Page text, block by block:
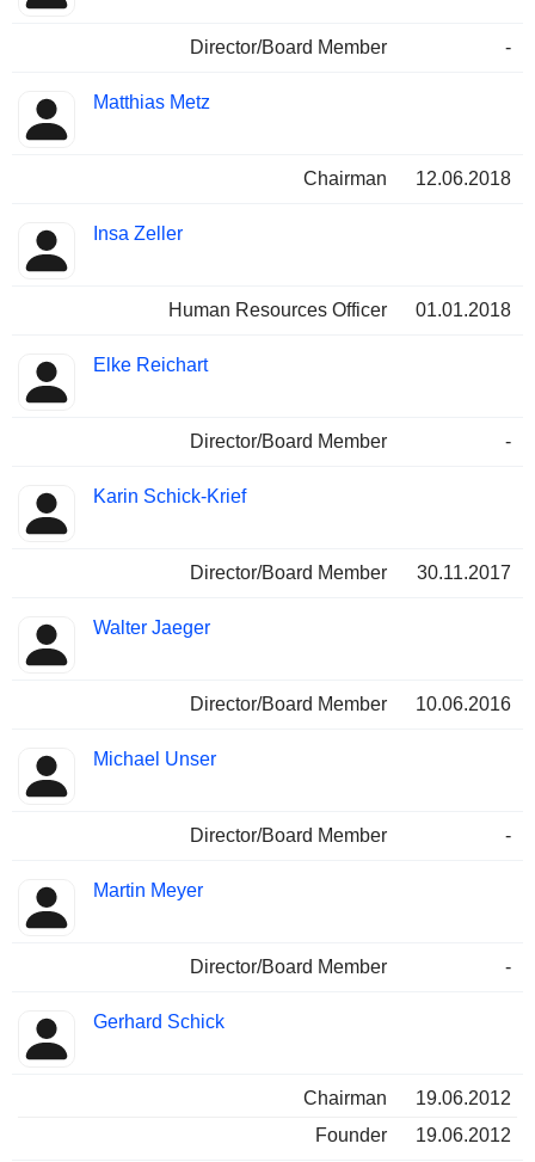
Director/Board Member -
Matthias Metz
Chairman 12.06.2018
Insa Zeller
Human Resources Officer 01.01.2018
Elke Reichart
Director/Board Member -
Karin Schick-Krief
Director/Board Member 30.11.2017
Walter Jaeger
Director/Board Member 10.06.2016
Michael Unser
Director/Board Member -
Martin Meyer
Director/Board Member -
Gerhard Schick
Chairman
19.06.2012
Founder
19.06.2012